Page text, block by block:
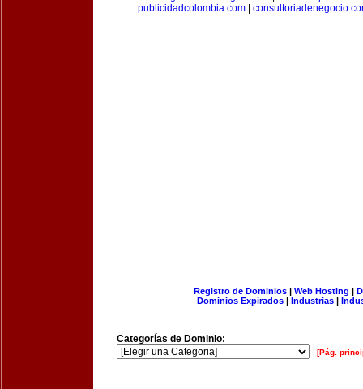
publicidadcolombia.com|
Registro de Dominios| Web Hosting |
Dominios Expirados | Industrias |
Categorías de Dominio:
[Pág.